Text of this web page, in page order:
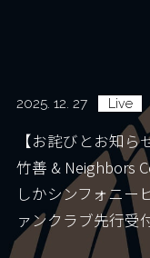
Music
News
2025. 12. 27 Live
【お詫びとお知
竹善 & Neighbors
しかシンフォニー
ァンクラブ先行受